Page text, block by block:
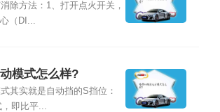
除方法：1、打开点火开关，
（DI...
模式怎么样?
其实就是自动挡的S挡位：
，即比平...